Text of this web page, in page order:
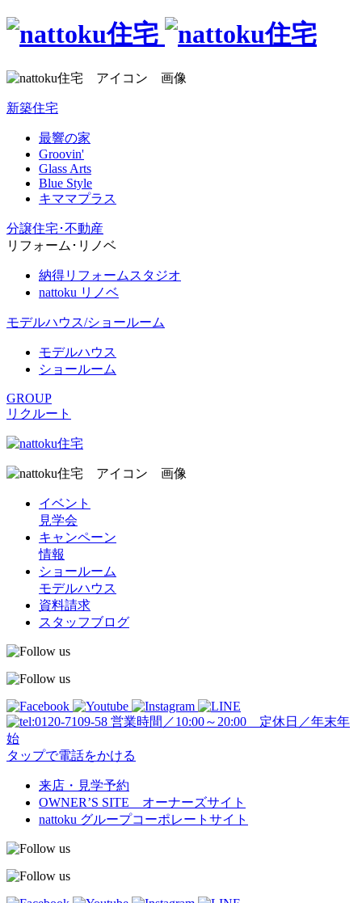
新築住宅
最響の家
Groovin'
Glass Arts
Blue Style
キママプラス
分譲住宅･不動産
リフォーム･リノベ
納得リフォームスタジオ
nattoku リノベ
モデルハウス/ショールーム
モデルハウス
ショールーム
GROUP
リクルート
イベント
見学会
キャンペーン
情報
ショールーム
モデルハウス
資料請求
スタッフブログ
営業時間／10:00～20:00 定休日／年末年
始
タップで電話をかける
来店・見学予約
OWNER’S SITE オーナーズサイト
nattoku グループコーポレートサイト